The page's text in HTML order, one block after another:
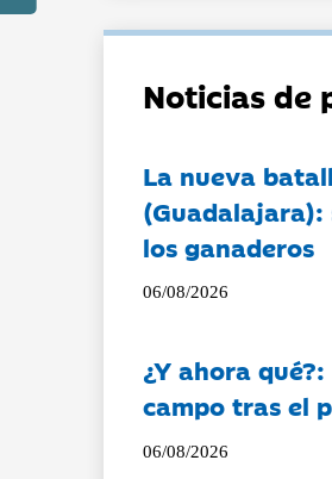
Noticias de
La nueva
los ganaderos
06/08/2026
¿Y ahora
campo tras el
06/08/2026